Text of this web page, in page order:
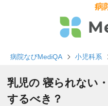
病院なびMediQA 小児科系
乳児の 寝られない
するべき？